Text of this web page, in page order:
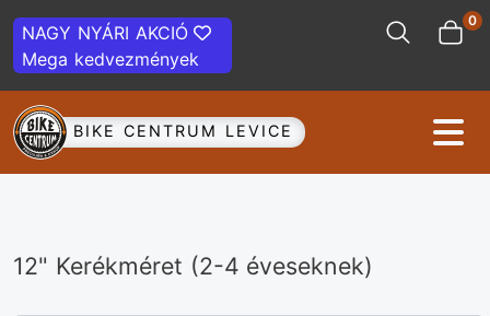
NAGY NYÁRI AKCIÓ
Mega kedvezmények
0
BIKE CENTRUM LEVICE
12" Kerékméret (2-4 éveseknek)